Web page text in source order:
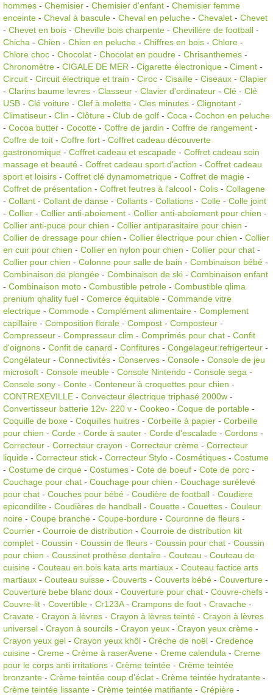
hommes - Chemisier - Chemisier d'enfant - Chemisier femme
enceinte - Cheval à bascule - Cheval en peluche - Chevalet - Chevet
- Chevet en bois - Cheville bois charpente - Chevillère de football -
Chicha - Chien - Chien en peluche - Chiffres en bois - Chlore -
Chlore choc - Chocolat - Chocolat en poudre - Chrisanthemes -
Chronomètre - CIGALE DE MER - Cigarette électronique - Ciment -
Circuit - Circuit électrique et train - Ciroc - Cisaille - Ciseaux - Clapier
- Clarins baume levres - Classeur - Clavier d'ordinateur - Clé - Clé
USB - Clé voiture - Clef à molette - Cles minutes - Clignotant -
Climatiseur - Clin - Clôture - Club de golf - Coca - Cochon en peluche
- Cocoa butter - Cocotte - Coffre de jardin - Coffre de rangement -
Coffre de toit - Coffre fort - Coffret cadeau découverte
gastronomique - Coffret cadeau et escapade - Coffret cadeau soin
massage et beauté - Coffret cadeau sport d'action - Coffret cadeau
sport et loisirs - Coffret clé dynamometrique - Coffret de magie -
Coffret de présentation - Coffret feutres à l'alcool - Colis - Collagene
- Collant - Collant de danse - Collants - Collations - Colle - Colle joint
- Collier - Collier anti-aboiement - Collier anti-aboiement pour chien -
Collier anti-puce pour chien - Collier antiparasitaire pour chien -
Collier de dressage pour chien - Collier électrique pour chien - Collier
en cuir pour chien - Collier en nylon pour chien - Collier pour chat -
Collier pour chien - Colonne pour salle de bain - Combinaison bébé -
Combinaison de plongée - Combinaison de ski - Combinaison enfant
- Combinaison moto - Combustible petrole - Combustible qlima
prenium qhality fuel - Comerce équitable - Commande vitre
electrique - Commode - Complément alimentaire - Complement
capillaire - Composition florale - Compost - Composteur -
Compresseur - Compresseur clim - Comprimés pour chat - Confit
d'oignons - Confit de canard - Confitures - Congelageur.refrigerteur -
Congélateur - Connectivités - Conserves - Console - Console de jeu
microsoft - Console meuble - Console Nintendo - Console sega -
Console sony - Conte - Conteneur à croquettes pour chien -
CONTREXEVILLE - Convecteur électrique triphasé 2000w -
Convertisseur batterie 12v- 220 v - Cookeo - Coque de portable -
Coquille de boxe - Coquilles huitres - Corbeille à papier - Corbeille
pour chien - Corde - Corde à sauter - Corde d'escalade - Cordons -
Correcteur - Correcteur crayon - Correcteur crème - Correcteur
liquide - Correcteur stick - Correcteur Stylo - Cosmétiques - Costume
- Costume de cirque - Costumes - Cote de boeuf - Cote de porc -
Couchage pour chat - Couchage pour chien - Couchage surélevé
pour chat - Couches pour bébé - Coudière de football - Coudiere
epicondilite - Coudières de handball - Couette - Couettes - Couleur
noire - Coupe branche - Coupe-bordure - Couronne de fleurs -
Courrier - Courroie de distribution - Courroie de distribution kit
complet - Coussin - Coussin de fleurs - Coussin pour chat - Coussin
pour chien - Coussinet prothèse dentaire - Couteau - Couteau de
cuisine - Couteau en bois kata arts martiaux - Couteau factice arts
martiaux - Couteau suisse - Couverts - Couverts bébé - Couverture -
Couverture bebe blanc doux - Couverture pour chat - Couvre-chefs -
Couvre-lit - Covertible - Cr123A- Crampons de foot - Cravache -
Cravate - Crayon à lèvres - Crayon à lèvres teinté - Crayon à lèvres
universel - Crayon à sourcils - Crayon yeux - Crayon yeux crème -
Crayon yeux gel - Crayon yeux khôl - Crèche de noël - Credence
cuisine - Creme - Crème à raserAvene - Creme calendula - Creme
pour le corps anti irritations - Crème teintée - Crème teintée
bronzante - Crème teintée coup d’éclat - Crème teintée hydratante -
Crème teintée lissante - Crème teintée matifiante - Crépière -